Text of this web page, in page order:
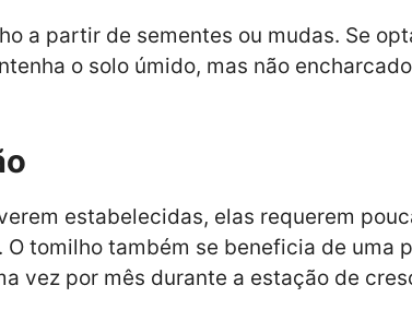
a partir de sementes ou mudas. Se
o solo úmido, mas não
estabelecidas, elas requerem
tomilho também se beneficia de uma
vez por mês durante a estação de